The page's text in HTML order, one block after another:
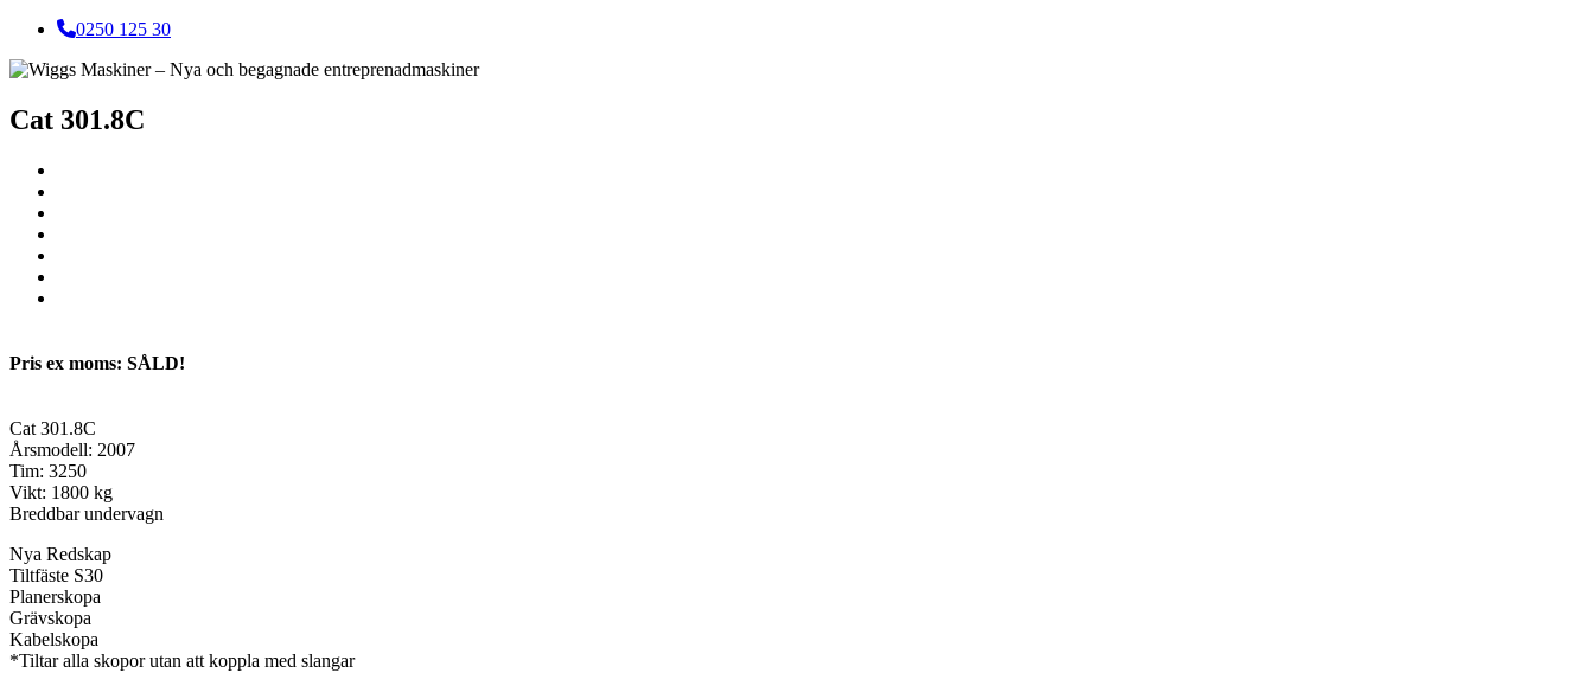
0250 125 30
Cat 301.8C
Pris ex moms: SÅLD!
Cat 301.8C
Årsmodell: 2007
Tim: 3250
Vikt: 1800 kg
Breddbar undervagn
Nya Redskap
Tiltfäste S30
Planerskopa
Grävskopa
Kabelskopa
*Tiltar alla skopor utan att koppla med slangar